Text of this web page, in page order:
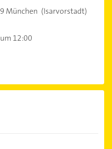
München (Isarvorstadt)
12:00